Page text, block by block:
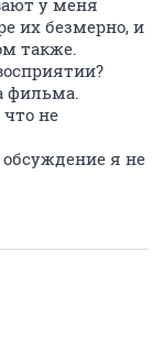
у меня
их безмерно, и
также.
фильма.
не
обсуждение я не